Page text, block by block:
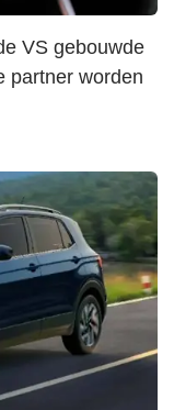
VS gebouwde
partner worden